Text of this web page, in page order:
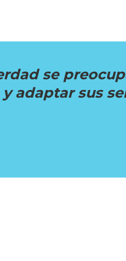
se
adaptar sus